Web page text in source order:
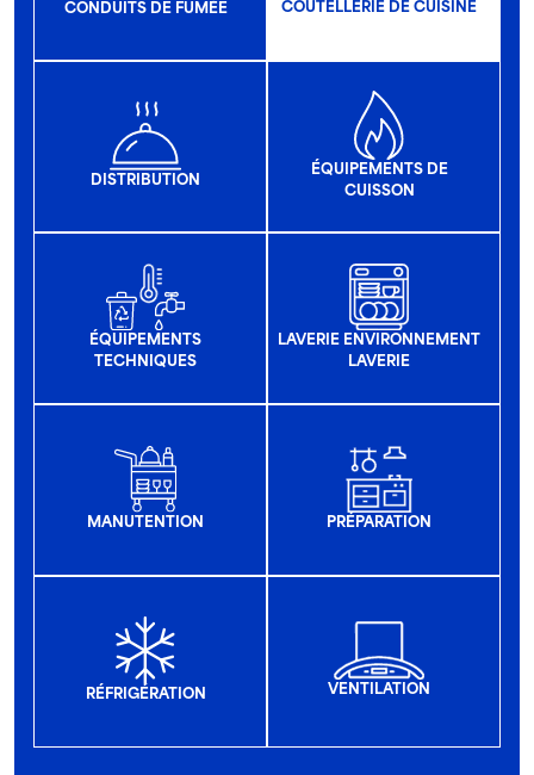
CONDUITS DE FUMÉE COUTELLERIE DE CUISINE
DISTRIBUTION
ÉQUIPEMENTS DE
CUISSON
ÉQUIPEMENTS
TECHNIQUES
LAVERIE ENVIRONNEMENT
LAVERIE
MANUTENTION PRÉPARATION
RÉFRIGÉRATION VENTILATION